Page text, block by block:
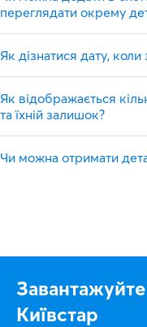
переглядати окрему
Як дізнатися дату,
Як відображається
та їхній залишок?
Чи можна отримати
Київстар